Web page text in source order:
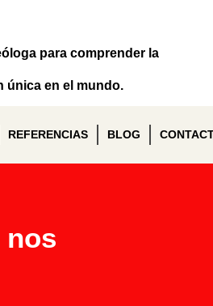
para comprender la
única en el mundo.
REFERENCIAS BLOG
nos